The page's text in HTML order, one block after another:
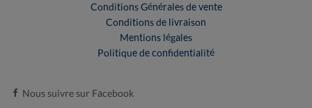
Conditions Générales de vente
Conditions de livraison
Mentions légales
Politique de confidentialité
Nous suivre sur Facebook